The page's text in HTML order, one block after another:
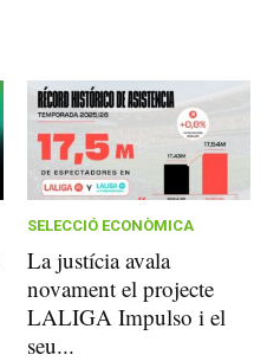
SELECCIÓ ECONÒMICA
La justícia avala
novament el projecte
LALIGA Impulso i el
seu...